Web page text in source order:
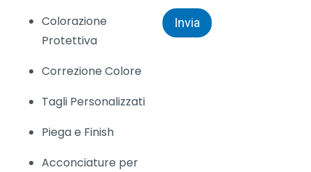
Colorazione
Protettiva
Correzione Colore
Tagli Personalizzati
Piega e Finish
Acconciature per